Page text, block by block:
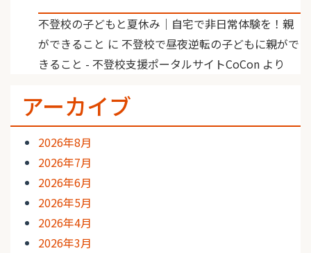
不登校の子どもと夏休み｜自宅で非日常体験を！親
ができること に 不登校で昼夜逆転の子どもに親がで
きること - 不登校支援ポータルサイトCoCon より
アーカイブ
2026年8月
2026年7月
2026年6月
2026年5月
2026年4月
2026年3月